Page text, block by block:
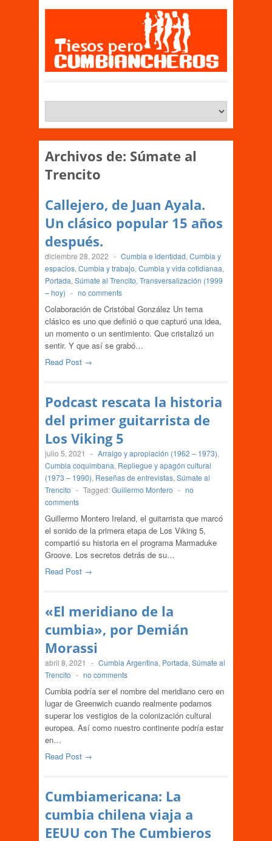
Archivos de: Súmate al
Trencito
Callejero, de Juan Ayala.
Un clásico popular 15 años
después.
diciembre 28, 2022 - Cumbia e identidad, Cumbia y
espacios, Cumbia y trabajo, Cumbia y vida cotidianaa,
Portada, Súmate al Trencito, Transversalización (1999
– hoy) - no comments
Colaboración de Cristóbal González Un tema
clásico es uno que definió o que capturó una idea,
un momento o un sentimiento. Que cristalizó un
sentir. Y que así se grabó…
Read Post →
Podcast rescata la historia
del primer guitarrista de
Los Viking 5
julio 5, 2021 - Arraigo y apropiación (1962 – 1973),
Cumbia coquimbana, Repliegue y apagón cultural
(1973 – 1990), Reseñas de entrevistas, Súmate al
Trencito - Tagged:Guillermo Montero - no
comments
Guillermo Montero Ireland, el guitarrista que marcó
el sonido de la primera etapa de Los Viking 5,
compartió su historia en el programa Marmaduke
Groove. Los secretos detrás de su…
Read Post →
«El meridiano de la
cumbia», por Demián
Morassi
abril 8, 2021 - Cumbia Argentina, Portada, Súmate al
Trencito - no comments
Cumbia podría ser el nombre del meridiano cero en
lugar de Greenwich cuando realmente podamos
superar los vestigios de la colonización cultural
europea. Así como nuestro continente podría estar
en…
Read Post →
Cumbiamericana: La
cumbia chilena viaja a
EEUU con The Cumbieros